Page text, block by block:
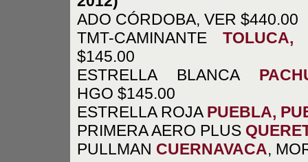
ADO CÓRDOBA, VER $440.00
TMT-CAMINANTE TOLUCA,
$145.00
ESTRELLA BLANCA
HGO $145.00
ESTRELLA ROJA PUEBLA,
PRIMERA AERO PLUS
PULLMAN CUERNAVACA,